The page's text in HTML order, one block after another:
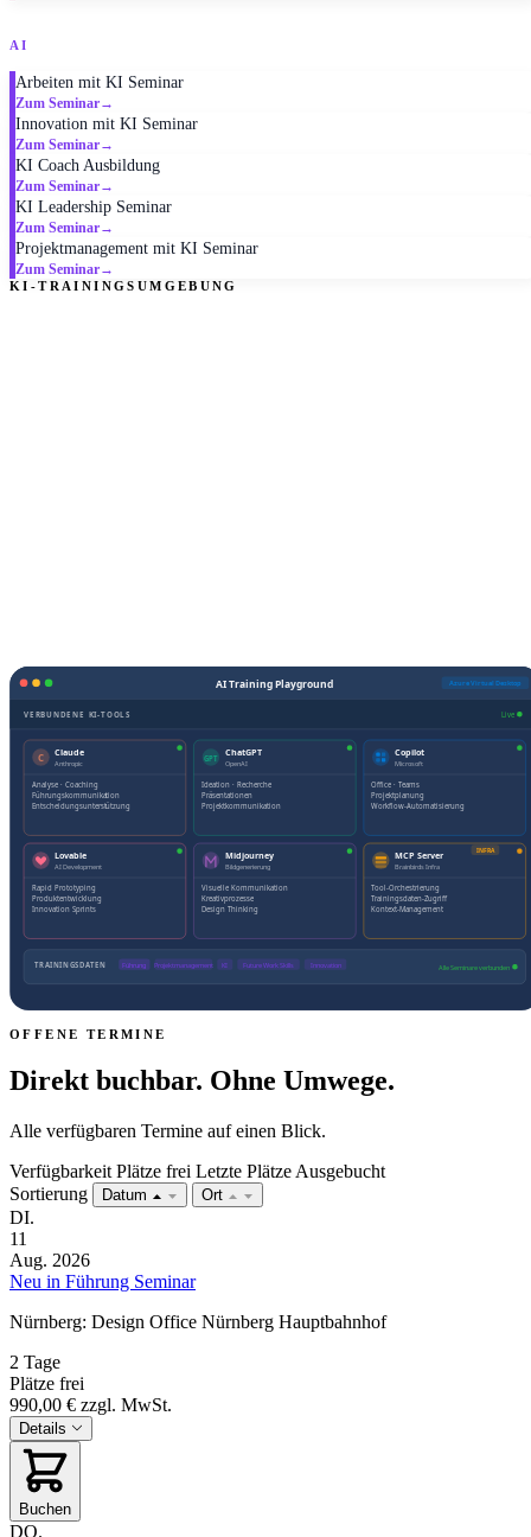
AI
Arbeiten mit KI Seminar
Zum Seminar→
Innovation mit KI Seminar
Zum Seminar→
KI Coach Ausbildung
Zum Seminar→
KI Leadership Seminar
Zum Seminar→
Projektmanagement mit KI Seminar
Zum Seminar→
KI-TRAININGSUMGEBUNG
OFFENE TERMINE
Direkt buchbar. Ohne Umwege.
Alle verfügbaren Termine auf einen Blick.
Verfügbarkeit Plätze frei Letzte Plätze Ausgebucht
Sortierung
Datum Ort
DI.
11
Aug. 2026
Neu in Führung Seminar
Nürnberg: Design Office Nürnberg Hauptbahnhof
2 Tage
Plätze frei
990,00 € zzgl. MwSt.
Details
Buchen
DO.